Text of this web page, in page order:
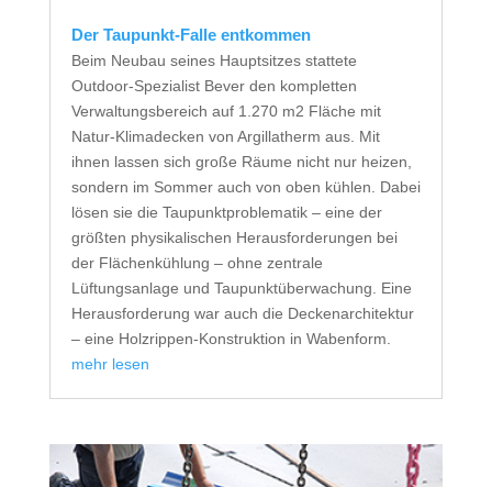
Der Taupunkt-Falle entkommen
Beim Neubau seines Hauptsitzes stattete
Outdoor-Spezialist Bever den kompletten
Verwaltungsbereich auf 1.270 m2 Fläche mit
Natur-Klimadecken von Argillatherm aus. Mit
ihnen lassen sich große Räume nicht nur heizen,
sondern im Sommer auch von oben kühlen. Dabei
lösen sie die Taupunktproblematik – eine der
größten physikalischen Herausforderungen bei
der Flächenkühlung – ohne zentrale
Lüftungsanlage und Taupunktüberwachung. Eine
Herausforderung war auch die Deckenarchitektur
– eine Holzrippen-Konstruktion in Wabenform.
mehr lesen